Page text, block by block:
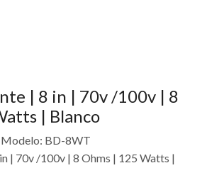
| 8 in | 70v /100v | 8
| Blanco
BD-8WT
| 70v /100v | 8 Ohms | 125 Watts |